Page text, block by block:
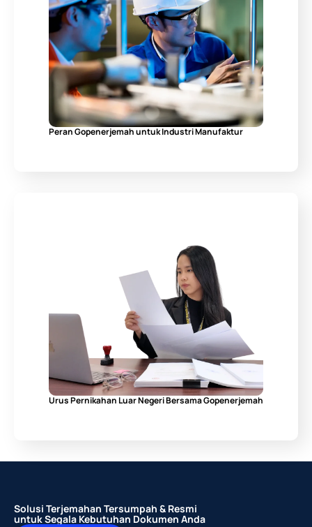
Peran Gopenerjemah untuk Industri Manufaktur
Urus Pernikahan Luar Negeri Bersama Gopenerjemah
Solusi Terjemahan Tersumpah & Resmi
untuk Segala Kebutuhan Dokumen Anda